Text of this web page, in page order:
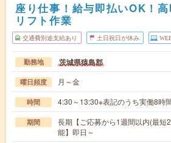
座り仕事！給与即払いOK！
リフト作業
交通費別途支給あり 土日祝日が休み
勤務地 茨城県猿島郡
曜日頻度 月～金
時間 4:30～13:30※表記のうち実働8時間
期間
長期【ご応募から1週間以内(最短
能】即日～